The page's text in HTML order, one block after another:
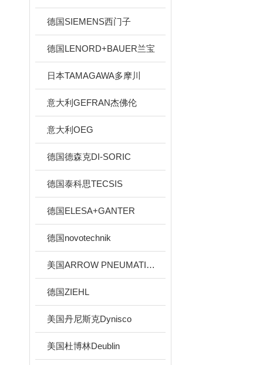
德国SIEMENS西门子
德国LENORD+BAUER兰宝
日本TAMAGAWA多摩川
意大利GEFRAN杰佛伦
意大利OEG
德国德森克DI-SORIC
德国泰科思TECSIS
德国ELESA+GANTER
德国novotechnik
美国ARROW PNEUMATICS
德国ZIEHL
美国丹尼斯克Dynisco
美国杜博林Deublin